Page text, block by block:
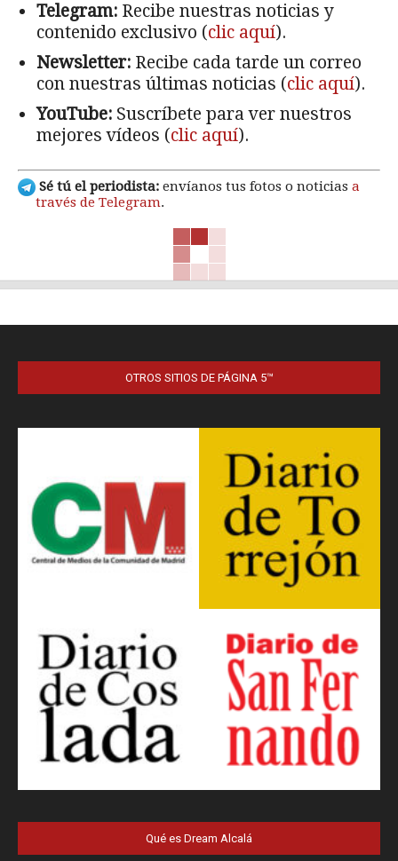
Telegram: Recibe nuestras noticias y
contenido exclusivo (clic aquí).
Newsletter: Recibe cada tarde un correo
con nuestras últimas noticias (clic aquí).
YouTube: Suscríbete para ver nuestros
mejores vídeos (clic aquí).
Sé tú el periodista: envíanos tus fotos o noticias a
través de Telegram.
OTROS SITIOS DE PÁGINA 5™
Qué es Dream Alcalá